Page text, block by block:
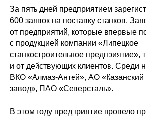
За пять дней предприятием
600 заявок на поставку станков.
от предприятий, которые впервые
с продукцией компании «Липецкое
станкостроительное предприятие»,
и от действующих клиентов. Среди
ВКО «Алмаз-Антей», АО «Казанский
завод», ПАО «Северсталь».
В этом году предприятие провело